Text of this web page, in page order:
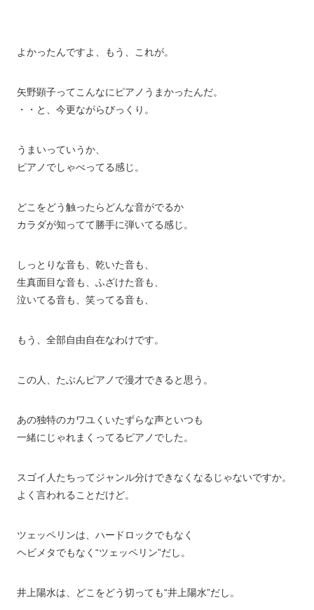
よかったんですよ、もう、これが。
矢野顕子ってこんなにピアノうまかったんだ。
・・と、今更ながらびっくり。
うまいっていうか、
ピアノでしゃべってる感じ。
どこをどう触ったらどんな音がでるか
カラダが知ってて勝手に弾いてる感じ。
しっとりな音も、乾いた音も、
生真面目な音も、ふざけた音も、
泣いてる音も、笑ってる音も、
もう、全部自由自在なわけです。
この人、たぶんピアノで漫才できると思う。
あの独特のカワユくいたずらな声といつも
一緒にじゃれまくってるピアノでした。
スゴイ人たちってジャンル分けできなくなるじゃないですか。
よく言われることだけど。
ツェッペリンは、ハードロックでもなく
ヘビメタでもなく“ツェッペリン”だし。
井上陽水は、どこをどう切っても“井上陽水”だし。